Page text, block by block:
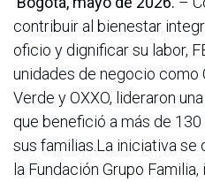
contribuir al bienestar
oficio y dignificar su labor,
unidades de negocio como
Verde y OXXO, lideraron
que benefició a más de
sus familias.La iniciativa se
la Fundación Grupo